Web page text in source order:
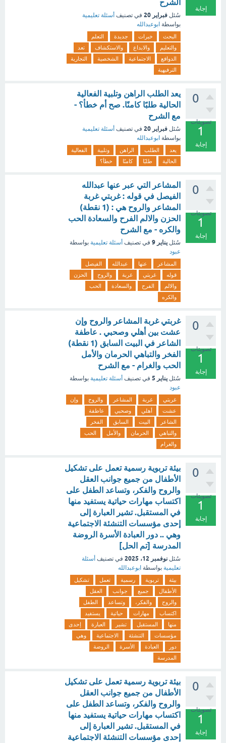
إجابة
الشرح
سُئل فبراير 20 في تصنيف أسئلة تعليمية
بواسطة ابوعبدالله
البحث خبرات جديدة
التعلم
والتعليم
والابداع والاستكشاف
تعد
الدوافع
الاجتماعية الشخصية
التجارية
الترفيهية
0
تصويتات
1
إجابة
يعد الطلب الراهن وتلبية الفعالية
الحالية طلبًا كامنًا. صح أم خطأ؟ -
مع الشرح
سُئل فبراير 20 في تصنيف أسئلة تعليمية
بواسطة ابوعبدالله
يعد الطلب الراهن وتلبية
الفعالية
الحالية
طلبًا كامنًا خطأ؟
0
تصويتات
1
إجابة
المشاعر التي عبر عنها عبدالله
الفيصل في قوله : غربتي غربة
المشاعر والروح هي : (1 نقطة)
الحزن والالم الفرح والسعادة الحب
والكره - مع الشرح
سُئل يناير 9 في تصنيف أسئلة تعليمية بواسطة
عبود
المشاعر عنها عبدالله
الفيصل
قوله
غربتي غربة والروح
الحزن
والالم
الفرح والسعادة
الحب
والكره
0
تصويتات
1
إجابة
غربتي غربة المشاعر والروح وإن
عشت بين أهلي وصحبي . عاطفة
الشاعر في البيت السابق (1 نقطة)
الفخر والتباهي الحرمان والأمل
الحب والغرام - مع الشرح
سُئل يناير 5 في تصنيف أسئلة تعليمية بواسطة
عبود
غربتي غربة المشاعر والروح
وإن
عشت
أهلي وصحبي
عاطفة
الشاعر
البيت السابق
الفخر
والتباهي
الحرمان والأمل
الحب
والغرام
0
تصويتات
1
إجابة
بيئة تربوية رسمية تعمل على تشكيل
الأطفال من جميع جوانب العقل
والروح والفكر، وتساعد الطفل على
اكتساب مهارات حياتية يستفيد منها
في المستقبل. تشير العبارة إلى
إحدى مؤسسات التنشئة الاجتماعية
وهي .. دور العبادة الأسرة الروضة
المدرسة [تم الحل]
سُئل نوفمبر 12، 2025 في تصنيف أسئلة
تعليمية بواسطة ابوعبدالله
بيئة تربوية رسمية تعمل
تشكيل
الأطفال
جميع جوانب
العقل
والروح
والفكر، وتساعد
الطفل
اكتساب
مهارات حياتية
يستفيد
منها
المستقبل تشير العبارة
إحدى
مؤسسات
التنشئة الاجتماعية
وهي
دور
العبادة الأسرة
الروضة
المدرسة
0
تصويتات
1
إجابة
بيئة تربوية رسمية تعمل على تشكيل
الأطفال من جميع جوانب العقل
والروح والفكر، وتساعد الطفل على
اكتساب مهارات حياتية يستفيد منها
في المستقبل. تشير العبارة إلى
إحدى مؤسسات التنشئة الاجتماعية